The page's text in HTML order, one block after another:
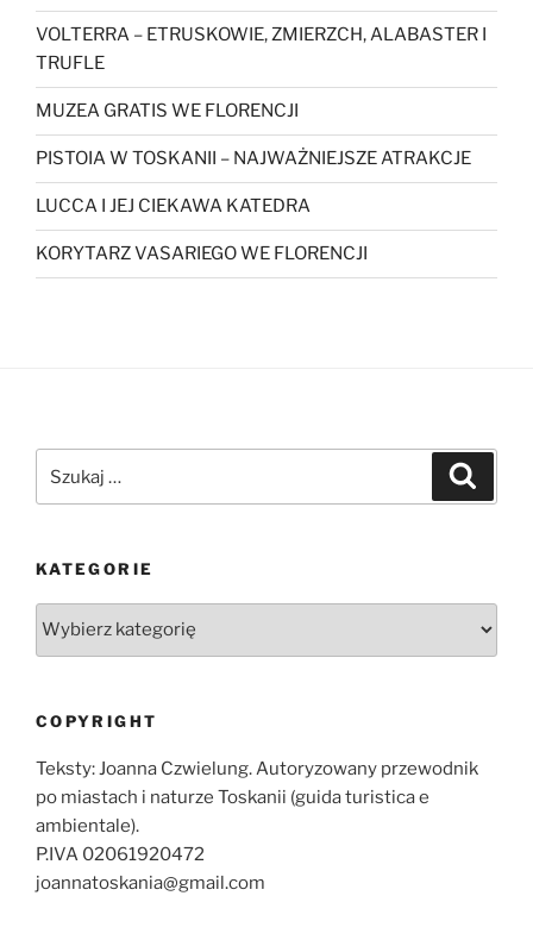
VOLTERRA – ETRUSKOWIE, ZMIERZCH, ALABASTER I
TRUFLE
MUZEA GRATIS WE FLORENCJI
PISTOIA W TOSKANII – NAJWAŻNIEJSZE ATRAKCJE
LUCCA I JEJ CIEKAWA KATEDRA
KORYTARZ VASARIEGO WE FLORENCJI
KATEGORIE
COPYRIGHT
Teksty: Joanna Czwielung. Autoryzowany przewodnik
po miastach i naturze Toskanii (guida turistica e
ambientale).
P.IVA 02061920472
joannatoskania@gmail.com